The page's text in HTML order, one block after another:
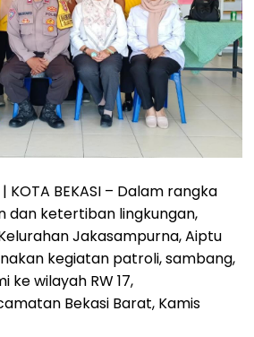
KOTA BEKASI – Dalam rangka
dan ketertiban lingkungan,
Jakasampurna, Aiptu
kegiatan patroli, sambang,
ke wilayah RW 17,
Bekasi Barat, Kamis